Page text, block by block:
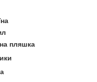
пляшка